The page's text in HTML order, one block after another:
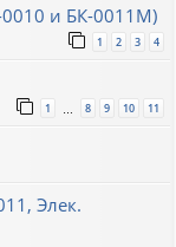
0010 и БК-0011М)
1 2 3 4
1 8 9 10 11
Элек.